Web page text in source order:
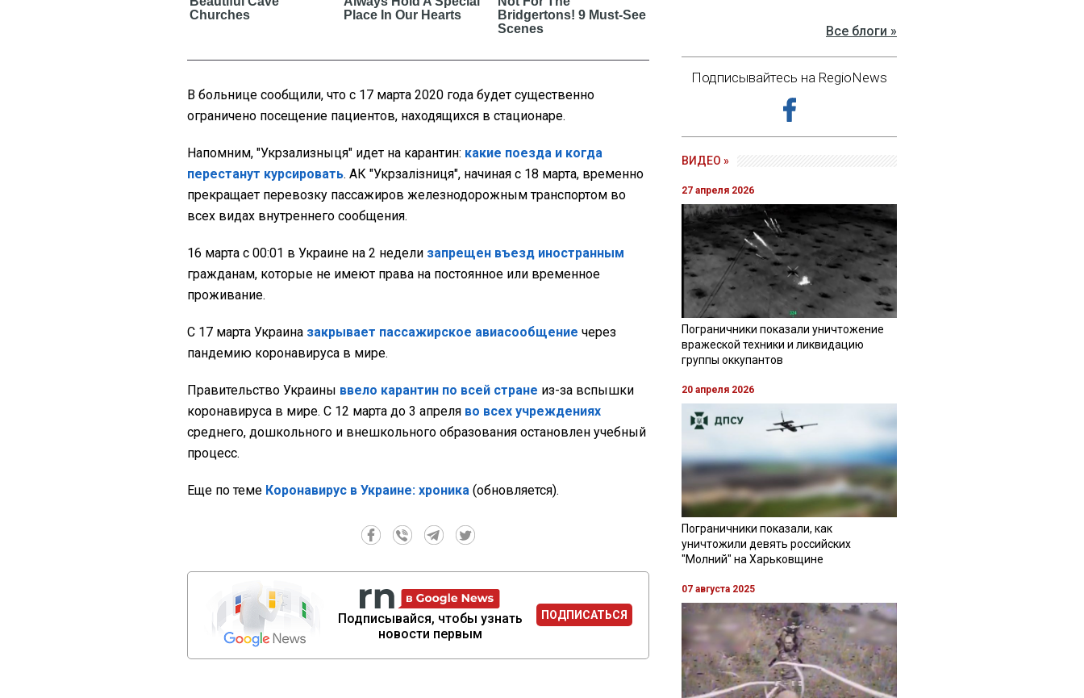
В больнице сообщили, что с 17 марта 2020 года будет существенно
ограничено посещение пациентов, находящихся в стационаре.
Напомним, "Укрзализныця" идет на карантин: какие поезда и когда
перестанут курсировать. АК "Укрзалізниця", начиная с 18 марта, временно
прекращает перевозку пассажиров железнодорожным транспортом во
всех видах внутреннего сообщения.
16 марта с 00:01 в Украине на 2 недели запрещен въезд иностранным
гражданам, которые не имеют права на постоянное или временное
проживание.
С 17 марта Украина закрывает пассажирское авиасообщение через
пандемию коронавируса в мире.
Правительство Украины ввело карантин по всей стране из-за вспышки
коронавируса в мире. С 12 марта до 3 апреля во всех учреждениях
среднего, дошкольного и внешкольного образования остановлен учебный
процесс.
Еще по теме Коронавирус в Украине: хроника (обновляется).
Подписывайся, чтобы узнать
новости первым
ПОДПИСАТЬСЯ
Все блоги »
Подписывайтесь на RegioNews
ВИДЕО »
27 апреля 2026
Пограничники показали уничтожение
вражеской техники и ликвидацию
группы оккупантов
20 апреля 2026
Пограничники показали, как
уничтожили девять российских
"Молний" на Харьковщине
07 августа 2025